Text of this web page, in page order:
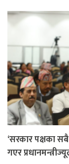
‘सरकार पक्षका
गएर